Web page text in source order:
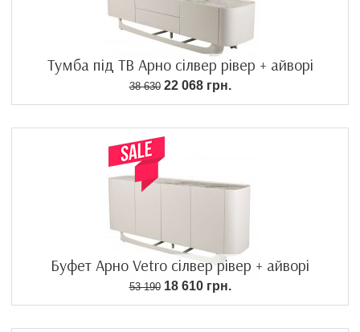
Тумба під ТВ Арно сілвер рівер + айворі
38 63022 068 грн.
Буфет Арно Vetro сілвер рівер + айворі
53 19018 610 грн.